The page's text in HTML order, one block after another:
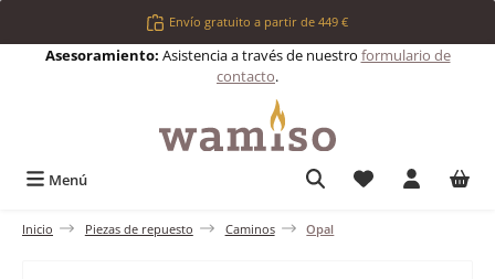
Saltar al contenido principalEnvío gratuito a partir de 449 €
Asesoramiento: Asistencia a través de nuestro formulario de
contacto.
Menú Tienes 0
Inicio Piezas de repuesto Caminos Opal